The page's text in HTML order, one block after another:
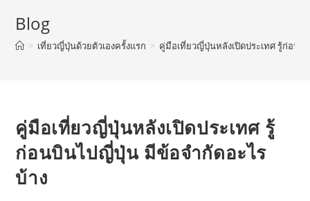
Blog
> เที่ยวญี่ปุ่นด้วยตัวเองครั้งแรก > คู่มือเที่ยวญี่ปุ่นหลังเปิดประเทศ รู้ก่อน
คู่มือเที่ยวญี่ปุ่นหลังเปิดประเทศ รู้
ก่อนบินไปญี่ปุ่น มีข้อจำกัดอะไร
บ้าง